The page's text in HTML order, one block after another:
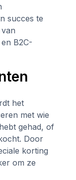
succes te
B2C-
het
met wie
gehad, of
Door
korting
om ze